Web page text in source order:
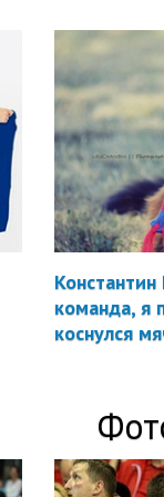
Константин
команда, я
коснулся